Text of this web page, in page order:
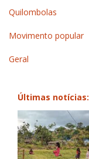
Quilombolas
Movimento popular
Geral
Últimas notícias: